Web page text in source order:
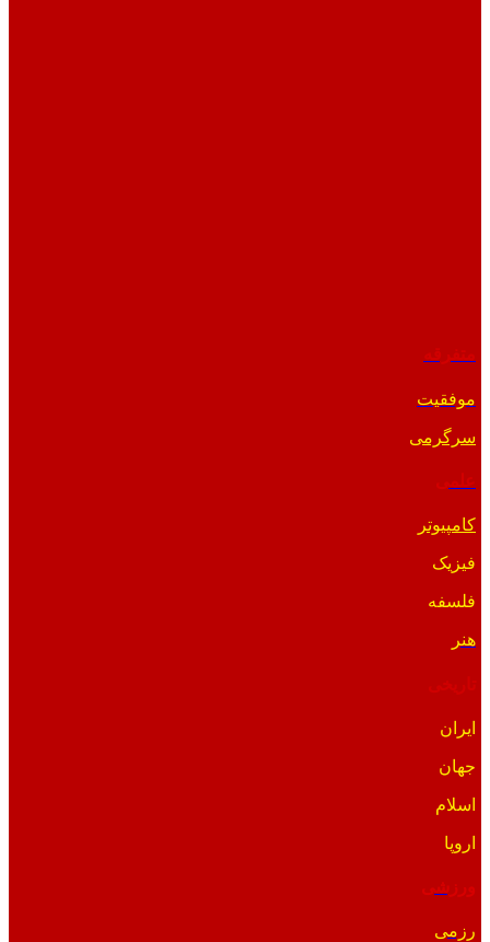
موفقیت
سرگرمی
کامپیوتر
فیزیک
فلسفه
هنر
ایران
جهان
اسلام
اروپا
ورزشی
رزمی